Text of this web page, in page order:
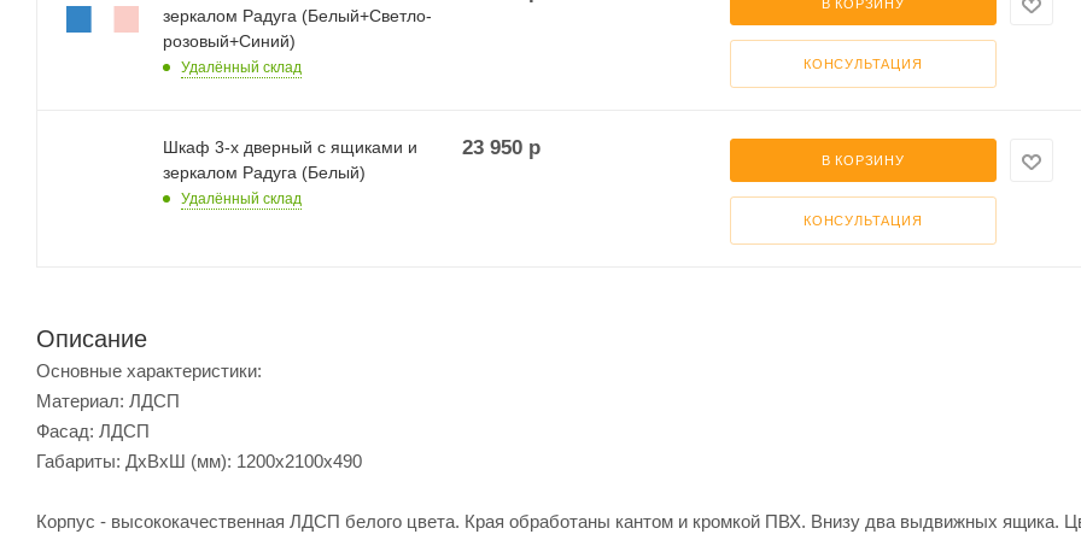
зеркалом Радуга (Белый+Светло-
розовый+Синий)
Удалённый склад
В КОРЗИНУ
КОНСУЛЬТАЦИЯ
Шкаф 3-х дверный с ящиками и
зеркалом Радуга (Белый)
Удалённый склад
23 950р
В КОРЗИНУ
КОНСУЛЬТАЦИЯ
Описание
Основные характеристики:
Материал: ЛДСП
Фасад: ЛДСП
Габариты: ДхВхШ (мм): 1200x2100x490
Корпус - высококачественная ЛДСП белого цвета. Края обработаны кантом и кромкой ПВХ. Внизу два выдвижных ящика.